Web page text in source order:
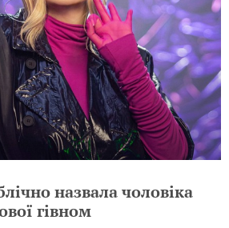
назвала чоловіка
гівном